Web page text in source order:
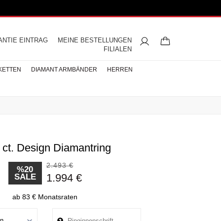
MEINE BESTELLUNGEN
EINTRAG
FILIALEN
Eheringe
Halbmemoire
Diamantringe
Perlen Ohrringe
Buchstaben Halskette
DIAMANT ARMBÄNDER HERREN
Herren Halsketten
Design Diamantring
%20
SALE
2.493 €
1.994 €
ab 83 € Monatsraten